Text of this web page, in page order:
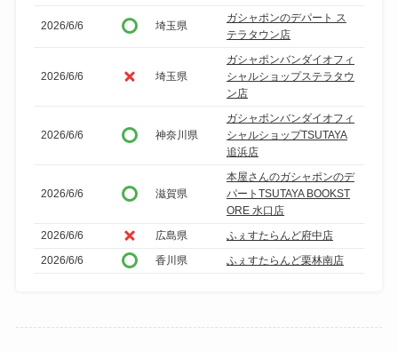
2026/6/6 埼玉県
ガシャポンのデパート ス
テラタウン店
2026/6/6 埼玉県
ガシャポンバンダイオフィ
シャルショップステラタウ
ン店
2026/6/6 神奈川県
ガシャポンバンダイオフィ
シャルショップTSUTAYA
追浜店
2026/6/6 滋賀県
本屋さんのガシャポンのデ
パートTSUTAYA BOOKST
ORE 水口店
2026/6/6
広島県
ふぇすたらんど府中店
2026/6/6
香川県 ふぇすたらんど栗林南店